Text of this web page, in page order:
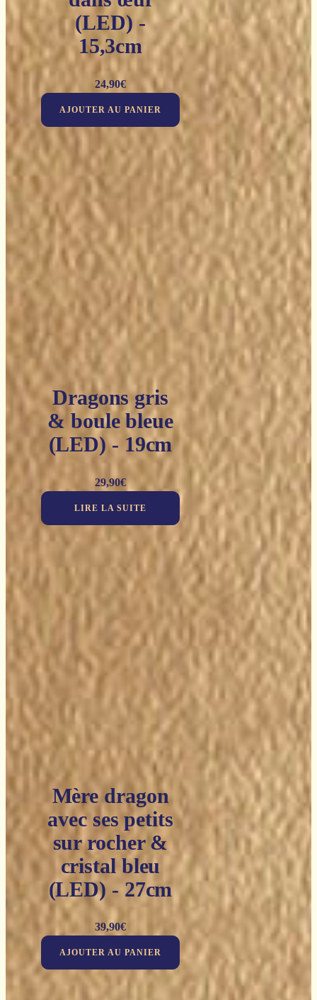
(LED) -
15,3cm
24,90€
AJOUTER AU PANIER
Dragons gris
& boule bleue
(LED) - 19cm
29,90€
LIRE LA SUITE
Mère dragon
avec ses petits
sur rocher &
cristal bleu
(LED) - 27cm
39,90€
AJOUTER AU PANIER